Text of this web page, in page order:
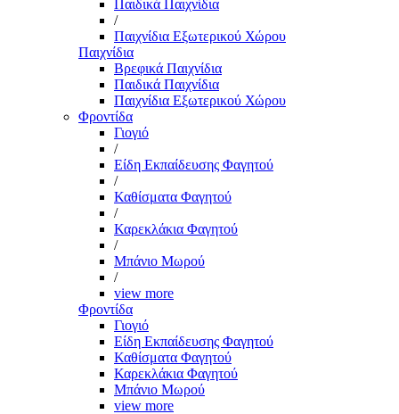
Παιδικά Παιχνίδια
/
Παιχνίδια Εξωτερικού Χώρου
Παιχνίδια
Βρεφικά Παιχνίδια
Παιδικά Παιχνίδια
Παιχνίδια Εξωτερικού Χώρου
Φροντίδα
Γιογιό
/
Είδη Εκπαίδευσης Φαγητού
/
Καθίσματα Φαγητού
/
Καρεκλάκια Φαγητού
/
Μπάνιο Μωρού
/
view more
Φροντίδα
Γιογιό
Είδη Εκπαίδευσης Φαγητού
Καθίσματα Φαγητού
Καρεκλάκια Φαγητού
Μπάνιο Μωρού
view more